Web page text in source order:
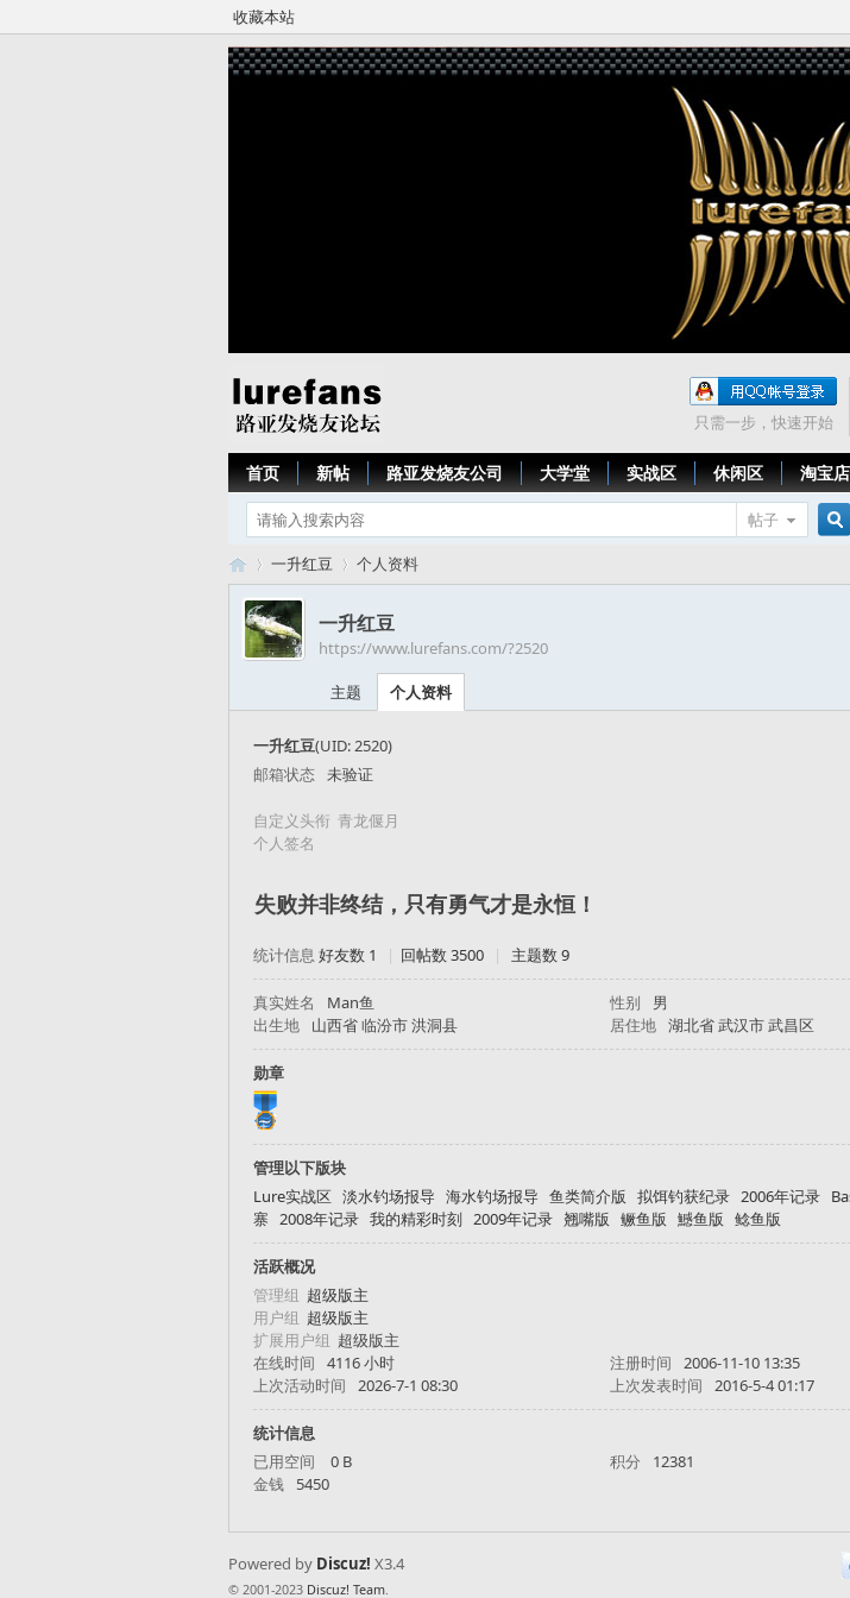
收藏本站
只需一步，快速开始
首页 新帖 路亚发烧友公司 大学堂 实战区 休闲区 淘宝
帖子
›
一升红豆 个人资料
一升红豆
https://www.lurefans.com/?2520
主题 个人资料
一升红豆(UID: 2520)
邮箱状态 未验证
自定义头衔 青龙偃月
个人签名
失败并非终结，只有勇气才是永恒！
统计信息 好友数 1 | 回帖数 3500 | 主题数 9
真实姓名 Man鱼 性别 男
出生地
山西省 临汾市 洪洞县 居住地 湖北省 武汉市 武昌区
勋章
管理以下版块
Lure实战区 淡水钓场报导 海水钓场报导 鱼类简介版 拟饵钓获纪录 2006年记录
寨 2008年记录 我的精彩时刻 2009年记录 翘嘴版 鳜鱼版 鱤鱼版 鲶鱼版
活跃概况
管理组 超级版主
用户组 超级版主
扩展用户组 超级版主
在线时间
4116 小时 注册时间 2006-11-10 13:35
上次活动时间
2026-7-1 08:30 上次发表时间 2016-5-4 01:17
统计信息
已用空间
0 B 积分 12381
金钱
5450
Powered by Discuz! X3.4
© 2001-2023 Discuz! Team.